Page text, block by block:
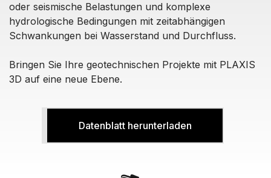
oder seismische Belastungen und komplexe
hydrologische Bedingungen mit zeitabhängigen
Schwankungen bei Wasserstand und Durchfluss.
Bringen Sie Ihre geotechnischen Projekte mit PLAXIS
3D auf eine neue Ebene.
Datenblatt herunterladen